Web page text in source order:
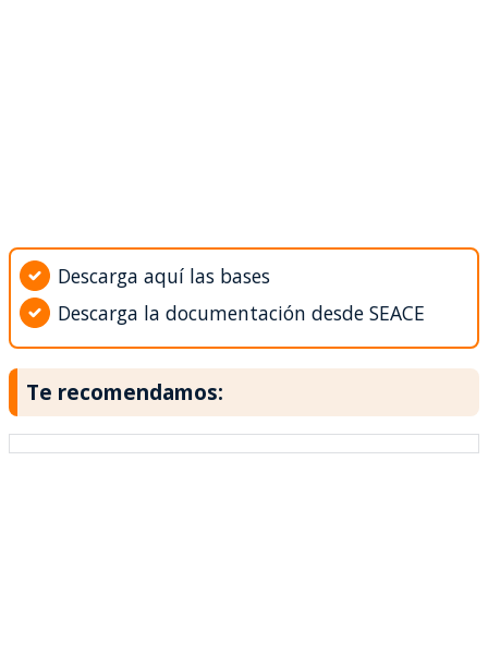
Descarga aquí las bases
Descarga la documentación desde SEACE
Te recomendamos: